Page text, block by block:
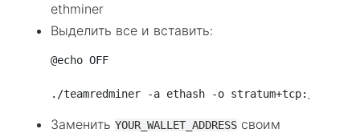
ethminer
Выделить все и вставить:
@echo OFF
Заменить YOUR_WALLET_ADDRESS своим